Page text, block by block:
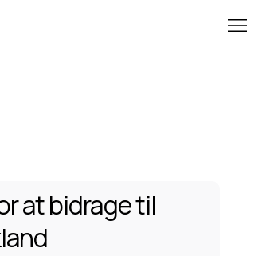
at bidrage til